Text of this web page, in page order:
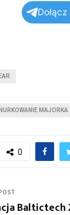
NURKOWANIE MAJORKA
0
Baltictech